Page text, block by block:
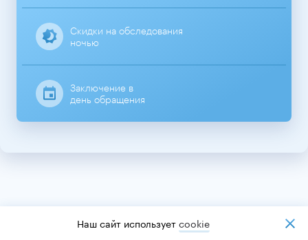
Скидки на обследования
ночью
Заключение в
день обращения
Наш сайт используетcookiе